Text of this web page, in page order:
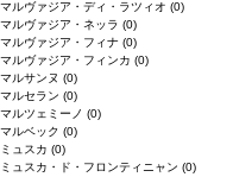
マルヴァジア・ディ・ラツィオ (0)
マルヴァジア・ネッラ (0)
マルヴァジア・フィナ (0)
マルヴァジア・フィンカ (0)
マルサンヌ (0)
マルセラン (0)
マルツェミーノ (0)
マルベック (0)
ミュスカ (0)
ミュスカ・ド・フロンティニャン (0)